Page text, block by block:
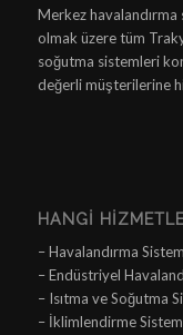
Merkez
olmak üzere tüm
soğutma sistemleri
değerli müşterilerine
HANGI
– Havalandırma
– Endüstriyel
– Isıtma ve Soğutma
– İklimlendirme